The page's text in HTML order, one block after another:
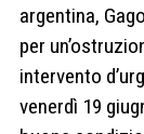
argentina,
per
intervento
venerdì 19